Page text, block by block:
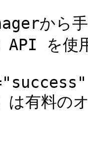
から
API を使
有料の